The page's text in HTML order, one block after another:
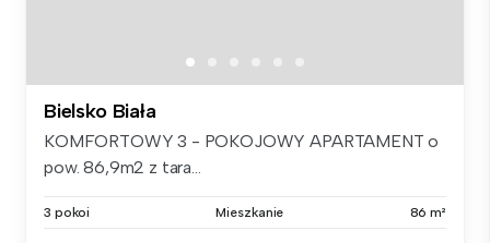
Bielsko Biała
KOMFORTOWY 3 - POKOJOWY APARTAMENT o
pow. 86,9m2 z tara...
3 pokoi Mieszkanie 86 m²